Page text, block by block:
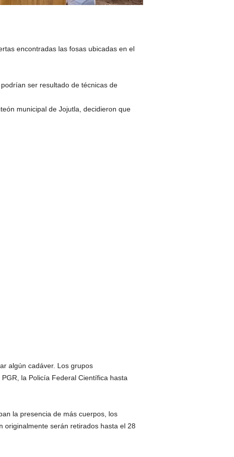
encontradas las fosas ubicadas en el
ser resultado de técnicas de
municipal de Jojutla, decidieron que
algún cadáver. Los grupos
la Policía Federal Científica hasta
la presencia de más cuerpos, los
originalmente serán retirados hasta el 28